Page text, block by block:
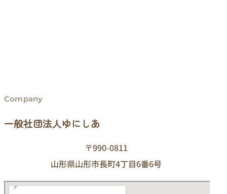
Company
一般社団法人ゆにしあ
〒990-0811
山形県山形市長町4丁目6番6号